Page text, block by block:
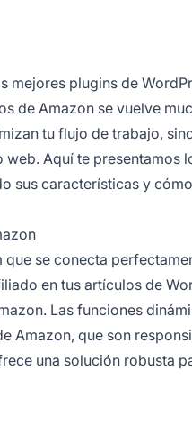
mejores plugins de
de Amazon se vuelve
tu flujo de trabajo,
Aquí te presentamos
sus características y
se conecta
en tus artículos de
Las funciones
Amazon, que son
una solución robusta